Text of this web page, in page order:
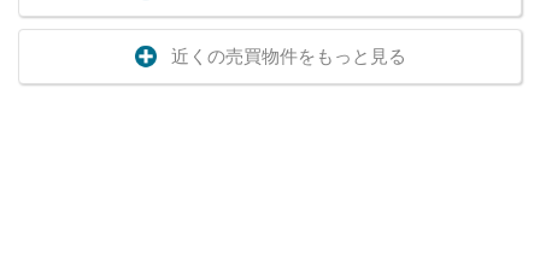
近くの売買物件をもっと見る